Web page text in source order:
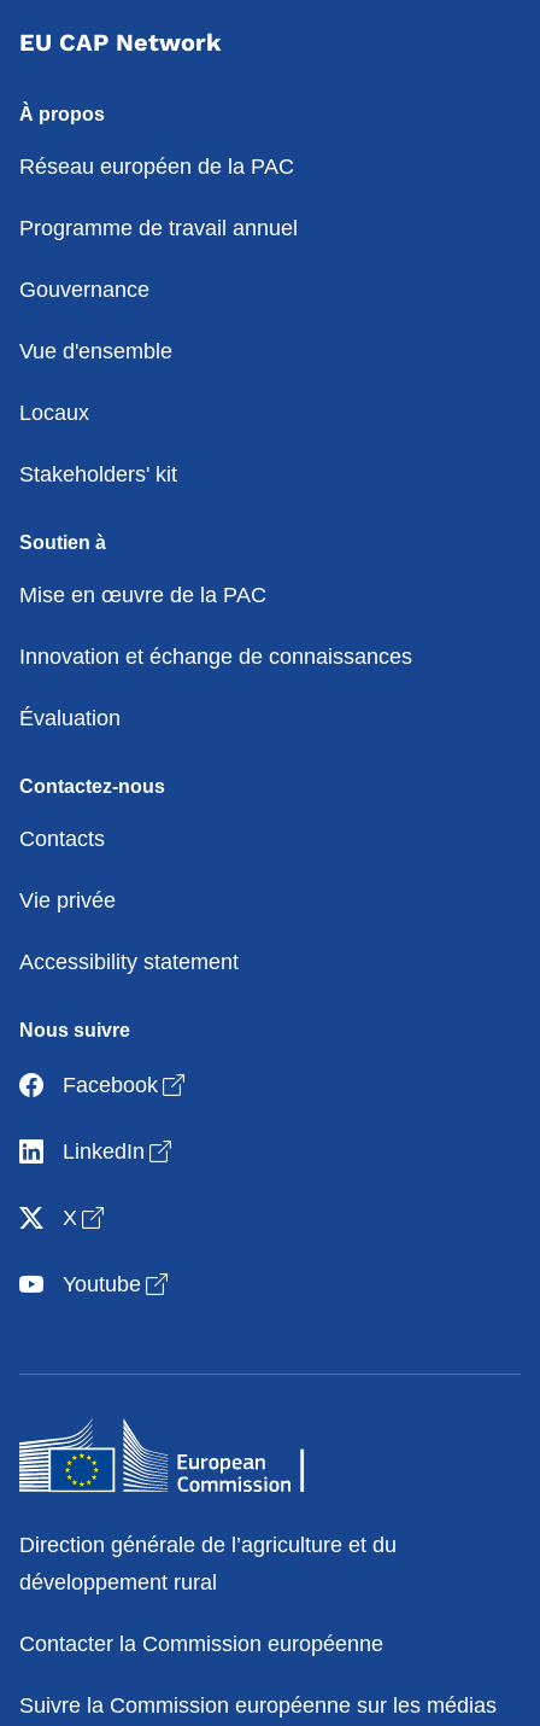
EU CAP Network
À propos
Réseau européen de la PAC
Programme de travail annuel
Gouvernance
Vue d'ensemble
Locaux
Stakeholders' kit
Soutien à
Mise en œuvre de la PAC
Innovation et échange de connaissances
Évaluation
Contactez-nous
Contacts
Vie privée
Accessibility statement
Nous suivre
Facebook Open link in new window
LinkedIn Open link in new window
X Open link in new window
Youtube Open link in new window
Contact
Direction générale de l’agriculture et du
développement rural
Contacter la Commission européenne
Suivre la Commission européenne sur les médias